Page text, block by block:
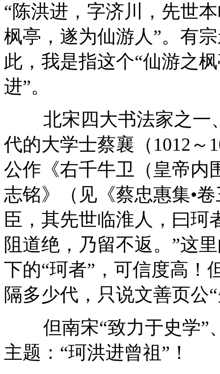
“陈洪进，字济川，先世
枫亭，遂为仙游人”。有
此，我是指这个“仙游之
进”。
北宋四大书法家之一
代的大学士蔡襄（ 1012 ～
公作《右千牛卫（皇帝内
志铭》（见《蔡忠惠集•
臣，其先世临淮人，曰珂
阻道绝，乃留不返。”这
下的“珂者”，可信度高！
隔多少代，只说文善页公
但南宋“致力于史学”
主题：“珂洪进曾祖”！